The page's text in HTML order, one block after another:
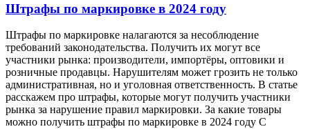
Штрафы по маркировке в 2024 году
Штрафы по маркировке налагаются за несоблюдение
требований законодательства. Получить их могут все
участники рынка: производители, импортёры, оптовики и
розничные продавцы. Нарушителям может грозить не только
административная, но и уголовная ответственность. В статье
расскажем про штрафы, которые могут получить участники
рынка за нарушение правил маркировки. За какие товары
можно получить штрафы по маркировке в 2024 году С